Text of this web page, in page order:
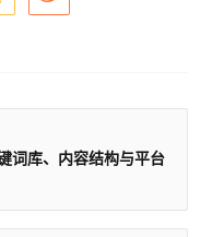
词库、内容结构与平台